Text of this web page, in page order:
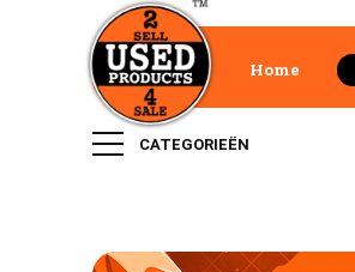
Home
CATEGORIEËN